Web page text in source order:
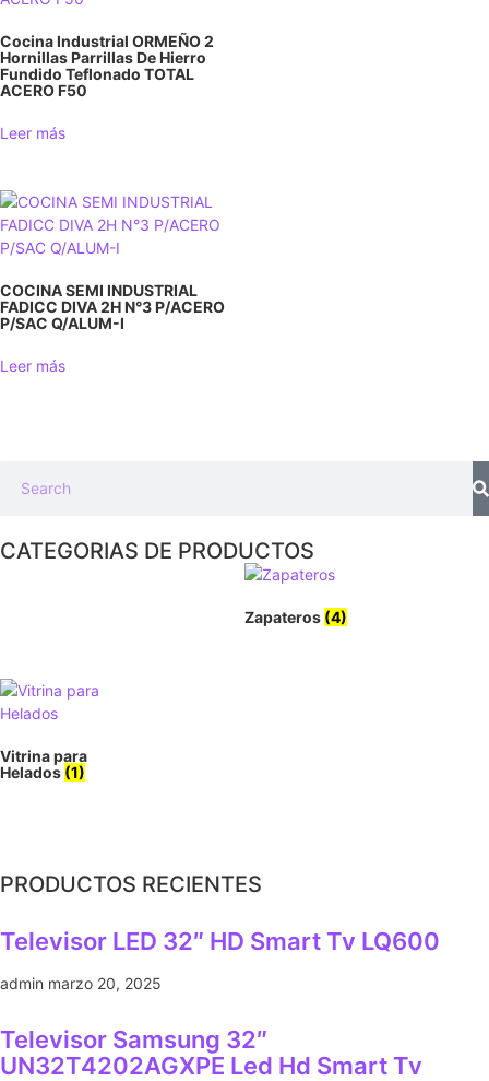
Cocina Industrial ORMEÑO 2
Hornillas Parrillas De Hierro
Fundido Teflonado TOTAL
ACERO F50
Leer más
COCINA SEMI INDUSTRIAL
FADICC DIVA 2H N°3 P/ACERO
P/SAC Q/ALUM-I
Leer más
CATEGORIAS DE PRODUCTOS
Zapateros (4)
Vitrina para
Helados (1)
PRODUCTOS RECIENTES
Televisor LED 32″ HD Smart Tv LQ600
admin marzo 20, 2025
Televisor Samsung 32″
UN32T4202AGXPE Led Hd Smart Tv